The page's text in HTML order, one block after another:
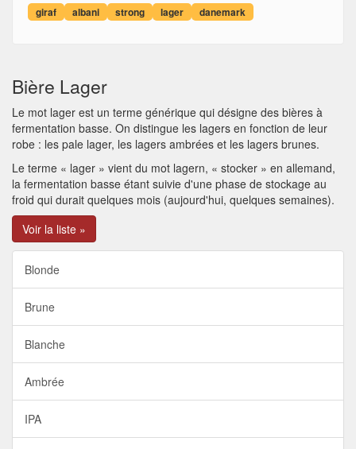
giraf albani strong lager danemark
Bière Lager
Le mot lager est un terme générique qui désigne des bières à
fermentation basse. On distingue les lagers en fonction de leur
robe : les pale lager, les lagers ambrées et les lagers brunes.
Le terme « lager » vient du mot lagern, « stocker » en allemand,
la fermentation basse étant suivie d'une phase de stockage au
froid qui durait quelques mois (aujourd'hui, quelques semaines).
Voir la liste »
Blonde
Brune
Blanche
Ambrée
IPA